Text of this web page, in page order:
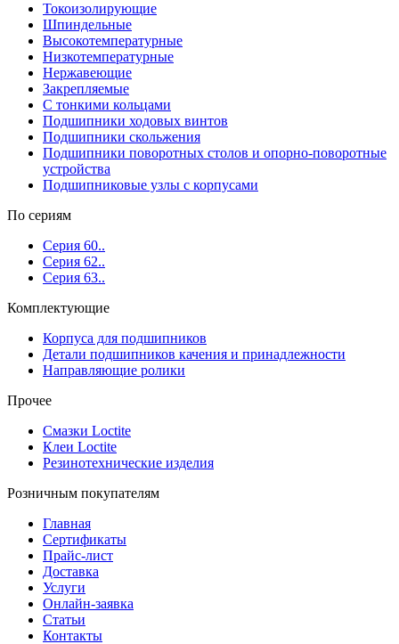
Токоизолирующие
Шпиндельные
Высокотемпературные
Низкотемпературные
Нержавеющие
Закрепляемые
С тонкими кольцами
Подшипники ходовых винтов
Подшипники скольжения
Подшипники поворотных столов и опорно-поворотные
устройства
Подшипниковые узлы с корпусами
По сериям
Серия 60..
Серия 62..
Серия 63..
Комплектующие
Корпуса для подшипников
Детали подшипников качения и принадлежности
Направляющие ролики
Прочее
Смазки Loctite
Клеи Loctite
Резинотехнические изделия
Розничным покупателям
Главная
Сертификаты
Прайс-лист
Доставка
Услуги
Онлайн-заявка
Статьи
Контакты